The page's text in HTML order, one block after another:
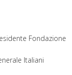
Fondazione
Italiani